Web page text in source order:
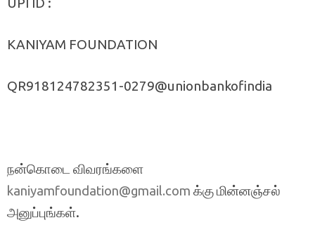
KANIYAM FOUNDATION
QR918124782351-0279@unionbankofindia
நன்கொடை விவரங்களை
kaniyamfoundation@gmail.com க்கு மின்னஞ்சல்
அனுப்புங்கள்.